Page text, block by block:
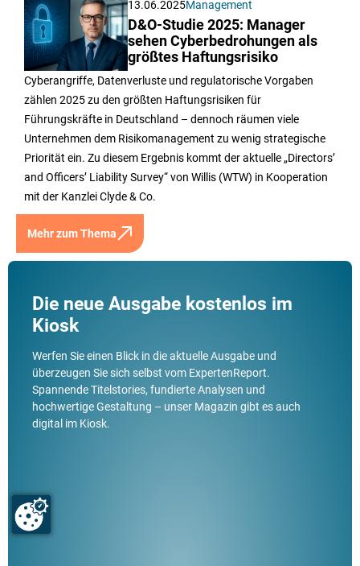
13.06.2025Management
D&O-Studie 2025: Manager
sehen Cyberbedrohungen als
größtes Haftungsrisiko
Cyberangriffe, Datenverluste und regulatorische Vorgaben
zählen 2025 zu den größten Haftungsrisiken für
Führungskräfte in Deutschland – dennoch räumen viele
Unternehmen dem Risikomanagement zu wenig strategische
Priorität ein. Zu diesem Ergebnis kommt der aktuelle „Directors’
and Officers’ Liability Survey“ von Willis (WTW) in Kooperation
mit der Kanzlei Clyde & Co.
Mehr zum Thema
Die neue Ausgabe kostenlos im
Kiosk
Werfen Sie einen Blick in die aktuelle Ausgabe und
überzeugen Sie sich selbst vom ExpertenReport.
Spannende Titelstories, fundierte Analysen und
hochwertige Gestaltung – unser Magazin gibt es auch
digital im Kiosk.